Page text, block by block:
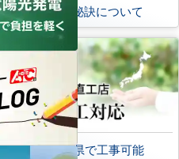
選ばれる秘訣について
4
47都道府県で工事可能